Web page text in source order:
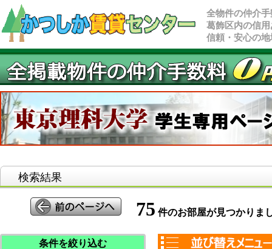
全物件の仲介
葛飾区内の信
信頼・安心の
検索結果
75 件のお部屋が見つかりま
条件を絞り込む